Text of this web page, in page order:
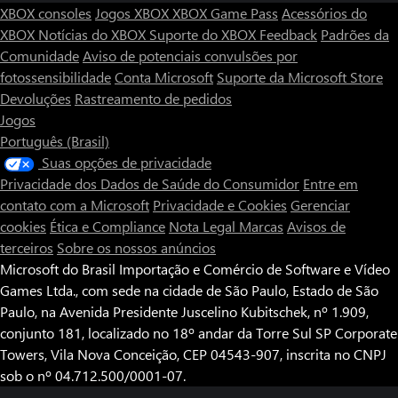
XBOX consoles Jogos XBOXXBOX Game Pass Acessórios do
XBOX Notícias do XBOX Suporte do XBOX Feedback Padrões da
ComunidadeAviso de potenciais convulsões por
fotossensibilidadeConta Microsoft Suporte da Microsoft Store
Devoluções Rastreamento de pedidos
Jogos
Português (Brasil)
Suas opções de privacidade
Privacidade dos Dados de Saúde do Consumidor Entre em
contato com a Microsoft Privacidade e Cookies Gerenciar
cookies Ética e Compliance Nota Legal Marcas Avisos de
terceiros Sobre os nossos anúncios
Microsoft do Brasil Importação e Comércio de Software e Vídeo
Games Ltda., com sede na cidade de São Paulo, Estado de São
Paulo, na Avenida Presidente Juscelino Kubitschek, nº 1.909,
conjunto 181, localizado no 18º andar da Torre Sul SP Corporate
Towers, Vila Nova Conceição, CEP 04543-907, inscrita no CNPJ
sob o nº 04.712.500/0001-07.